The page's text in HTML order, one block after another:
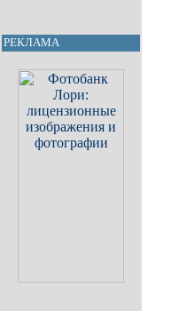
РЕКЛАМА